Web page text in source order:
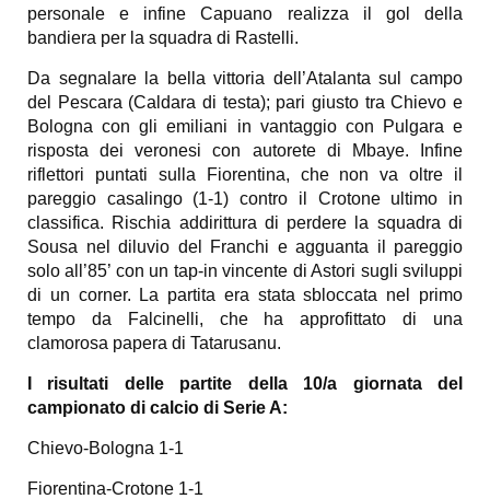
personale e infine Capuano realizza il gol della
bandiera per la squadra di Rastelli.
Da segnalare la bella vittoria dell’Atalanta sul campo
del Pescara (Caldara di testa); pari giusto tra Chievo e
Bologna con gli emiliani in vantaggio con Pulgara e
risposta dei veronesi con autorete di Mbaye. Infine
riflettori puntati sulla Fiorentina, che non va oltre il
pareggio casalingo (1-1) contro il Crotone ultimo in
classifica. Rischia addirittura di perdere la squadra di
Sousa nel diluvio del Franchi e agguanta il pareggio
solo all’85’ con un tap-in vincente di Astori sugli sviluppi
di un corner. La partita era stata sbloccata nel primo
tempo da Falcinelli, che ha approfittato di una
clamorosa papera di Tatarusanu.
I risultati delle partite della 10/a giornata del
campionato di calcio di Serie A:
Chievo-Bologna 1-1
Fiorentina-Crotone 1-1